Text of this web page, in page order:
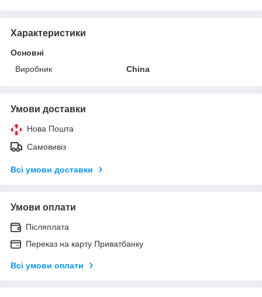
Характеристики
Основні
Виробник
China
Умови доставки
Нова Пошта
Самовивіз
Всі умови доставки
Умови оплати
Післяплата
Переказ на карту Приватбанку
Всі умови оплати